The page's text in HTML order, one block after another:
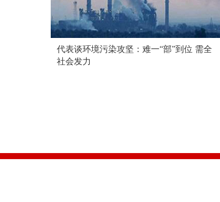
代表谈环境污染攻坚：难一“部”到位 需全
社会发力